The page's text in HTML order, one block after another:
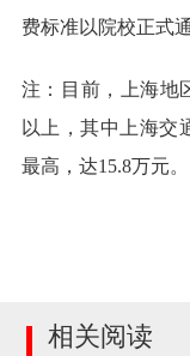
费标准以院校正式
注：目前，上海地
以上，其中上海交
最高，达15.8万元。
相关阅读